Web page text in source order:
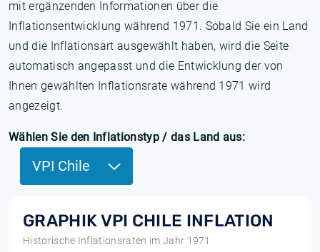
mit ergänzenden Informationen über die
Inflationsentwicklung während 1971. Sobald Sie ein Land
und die Inflationsart ausgewählt haben, wird die Seite
automatisch angepasst und die Entwicklung der von
Ihnen gewählten Inflationsrate während 1971 wird
angezeigt.
Wählen Sie den Inflationstyp / das Land aus:
VPI Chile
GRAPHIK VPI CHILE INFLATION
Historische Inflationsraten im Jahr 1971